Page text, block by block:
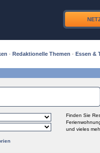
· Redaktionelle Themen · Essen &
Finden Sie
und vieles